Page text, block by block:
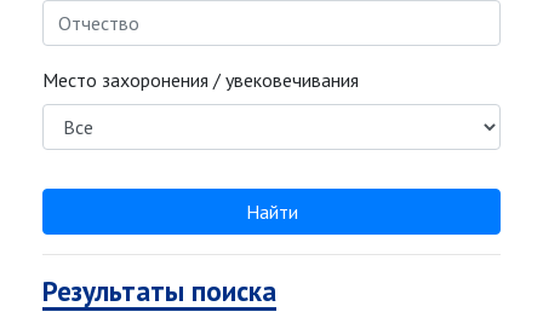
Место захоронения / увековечивания
Найти
Результаты поиска